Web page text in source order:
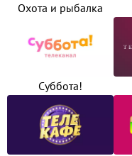
Охота и рыбалка
Суббота!